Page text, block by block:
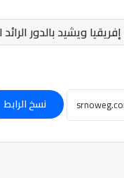
ويشيد بالدور
نسخ الرابط